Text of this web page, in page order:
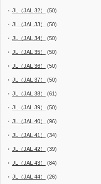
JL（JAL 32） (50)
JL（JAL 33） (50)
JL（JAL 34） (50)
JL（JAL 35） (50)
JL（JAL 36） (50)
JL（JAL 37） (50)
JL（JAL 38） (61)
JL（JAL 39） (50)
JL（JAL 40） (96)
JL（JAL 41） (34)
JL（JAL 42） (39)
JL（JAL 43） (84)
JL（JAL 44） (26)